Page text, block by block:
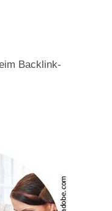
Backlink-